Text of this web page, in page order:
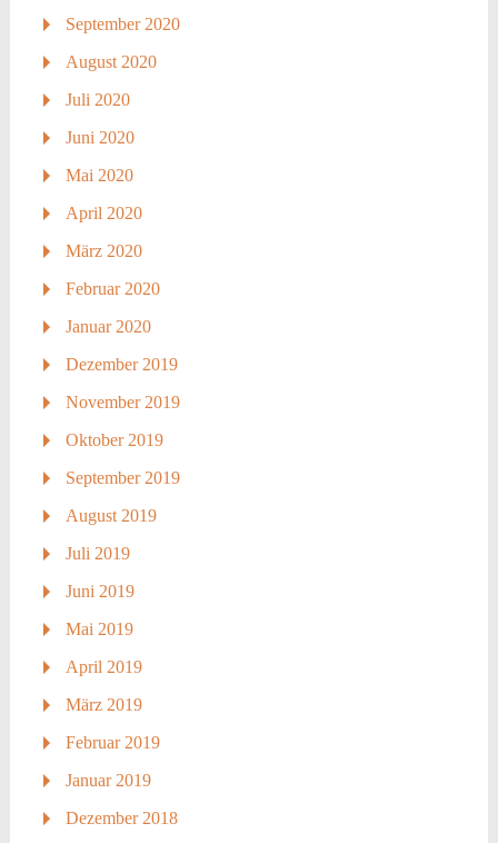
September 2020
August 2020
Juli 2020
Juni 2020
Mai 2020
April 2020
März 2020
Februar 2020
Januar 2020
Dezember 2019
November 2019
Oktober 2019
September 2019
August 2019
Juli 2019
Juni 2019
Mai 2019
April 2019
März 2019
Februar 2019
Januar 2019
Dezember 2018